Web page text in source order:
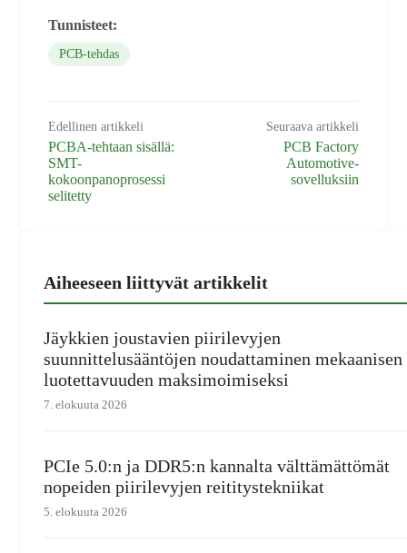
Tunnisteet:
PCB-tehdas
Edellinen artikkeli
PCBA-tehtaan sisällä:
SMT-
kokoonpanoprosessi
selitetty
Seuraava artikkeli
PCB Factory
Automotive-
sovelluksiin
Aiheeseen liittyvät artikkelit
Jäykkien joustavien piirilevyjen
suunnittelusääntöjen noudattaminen mekaanisen
luotettavuuden maksimoimiseksi
7. elokuuta 2026
PCIe 5.0:n ja DDR5:n kannalta välttämättömät
nopeiden piirilevyjen reititystekniikat
5. elokuuta 2026